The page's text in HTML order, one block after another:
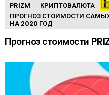
PRIZM
КРИПТОВАЛЮТА
ПРОГНОЗ СТОИМОСТИ
НА 2020 ГОД
Прогноз стоимости